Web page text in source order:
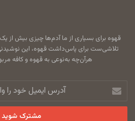
قهوه برای بسیاری از ما آدم‌ها چیزی بیش از
تلاشی‌ست برای پاس‌داشت قهوه، این نوشیدنی
هرآن‌چه به‌نوعی به قهوه و کافه
آدرس
ایمیل
خود